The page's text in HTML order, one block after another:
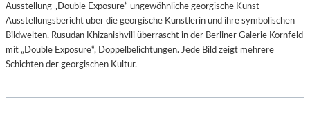
Ausstellung „Double Exposure“ ungewöhnliche georgische Kunst –
Ausstellungsbericht über die georgische Künstlerin und ihre symbolischen
Bildwelten. Rusudan Khizanishvili überrascht in der Berliner Galerie Kornfeld
mit „Double Exposure“, Doppelbelichtungen. Jede Bild zeigt mehrere
Schichten der georgischen Kultur.